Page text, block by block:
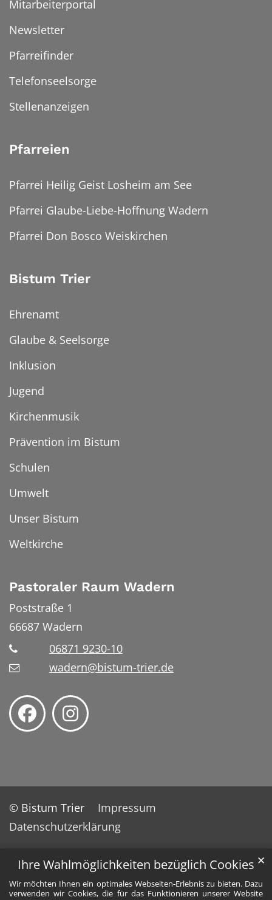
Ihre Wahlmöglichkeiten bezüglich Cookies
Wir möchten Ihnen ein optimales Webseiten-Erlebnis zu bieten. Dazu
verwenden wir Cookies, die für das Funktionieren unserer Website
✕
Mitarbeiterportal
Newsletter
Pfarreifinder
Telefonseelsorge
Stellenanzeigen
Pfarreien
Pfarrei Heilig Geist Losheim am See
Pfarrei Glaube-Liebe-Hoffnung Wadern
Pfarrei Don Bosco Weiskirchen
Bistum Trier
Ehrenamt
Glaube & Seelsorge
Inklusion
Jugend
Kirchenmusik
Prävention im Bistum
Schulen
Umwelt
Unser Bistum
Weltkirche
Pastoraler Raum Wadern
Poststraße 1
66687 Wadern
06871 9230-10
wadern@bistum-trier.de
© Bistum Trier
Impressum
Datenschutzerklärung